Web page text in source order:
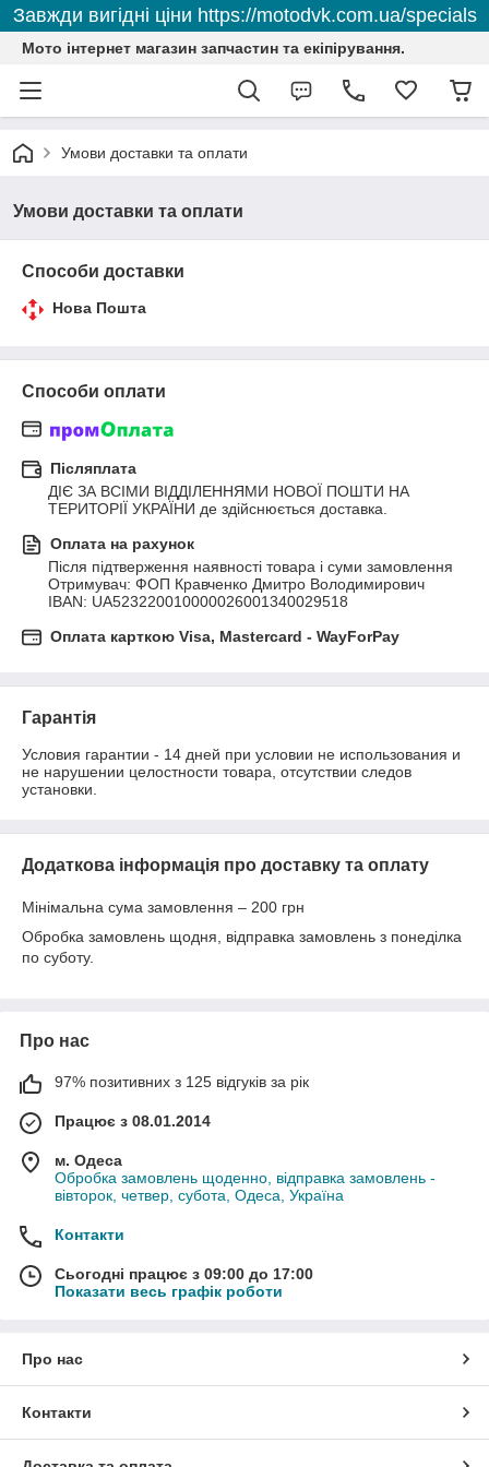
Завжди вигідні ціни https://motodvk.com.ua/specials
Мото інтернет магазин запчастин та екіпірування.
Умови доставки та оплати
Умови доставки та оплати
Способи доставки
Нова Пошта
Способи оплати
Післяплата
ДІЄ ЗА ВСІМИ ВІДДІЛЕННЯМИ НОВОЇ ПОШТИ НА
ТЕРИТОРІЇ УКРАЇНИ де здійснюється доставка.
Оплата на рахунок
Після підтверження наявності товара і суми замовлення
Отримувач: ФОП Кравченко Дмитро Володимирович
IBAN: UA523220010000026001340029518
Оплата карткою Visa, Mastercard - WayForPay
Гарантія
Условия гарантии - 14 дней при условии не использования и
не нарушении целостности товара, отсутствии следов
установки.
Додаткова інформація про доставку та оплату
Мінімальна сума замовлення – 200 грн
Обробка замовлень щодня, відправка замовлень з понеділка
по суботу.
Про нас
97% позитивних з 125 відгуків за рік
Працює з 08.01.2014
м. Одеса
Обробка замовлень щоденно, відправка замовлень -
вівторок, четвер, субота, Одеса, Україна
Контакти
Сьогодні працює з 09:00 до 17:00
Показати весь графік роботи
Про нас
Контакти